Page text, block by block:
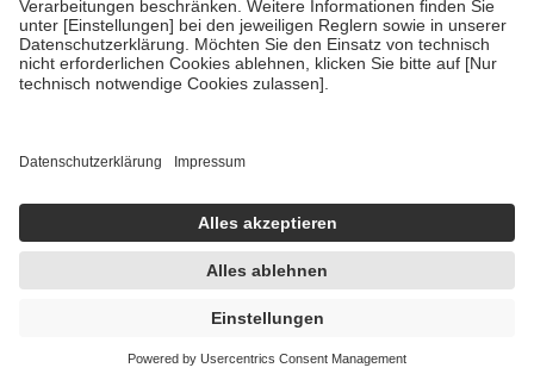
GKV getragen werden
• empfohlenen Schutzimpfungen
• Harn- und Blutteststreifen
getroffen, um sicherzustellen, dass es sich um echte Bewertungen
https://help.etrusted.com/hc/de/articles/4419944605341
Einige Bilder und Inhalte wurden unter Zuhilfenahme künstlicher